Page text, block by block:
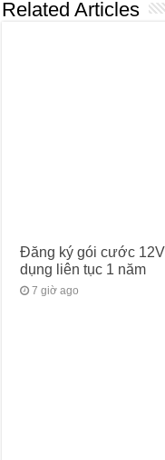
Related Articles
Đăng ký gói cước
dụng liên tục 1 năm
7 giờ ago